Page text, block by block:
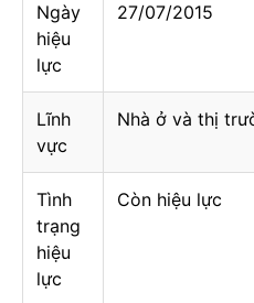
Ngày
hiệu
lực
27/07/2015
Lĩnh
vực
Nhà ở và thị
Tình
trạng
hiệu
lực
Còn hiệu lực